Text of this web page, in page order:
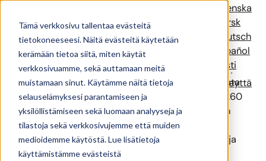
Tämä verkkosivu tallentaa evästeitä
tietokoneeseesi. Näitä evästeitä käytetään
kerämään tietoa siitä, miten käytät
verkkosivuamme, sekä auttamaan meitä
muistamaan sinut. Käytämme näitä tietoja
selauselämyksesi parantamiseen ja
yksilöllistämiseen sekä luomaan analyyseja ja
tilastoja sekä verkkosivujemme että muiden
medioidemme käytöstä. Lue lisätietoja
käyttämistämme evästeistä
Svenska
Norsk
Deutsch
Español
Eesti
Ratkaisut ReferenssitUutisetYritys Ota yhteyttä
Secto Rally Finland
Jyväskylässä ajettava Suomen MM-ralli on
Pohjoismaiden suurin vuosittainen tapahtuma ja yksi
rallin MM-sarjan suosituimmista ja tunnetuimmista
ralleista. Vuonna 2024 Paviljonki-alueella oli yli 260
000 kävijäkokemusta ja 61 000 kävijää. CoreGon
ratkaisut - verkko, portit, käsiskannerit,
mobiilisovellus, verkkokauppa, tapahtumapassit ja
mobiilimaksupäätteet - auttoivat tapahtuman